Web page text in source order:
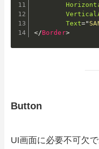
Text="
</Border>
Button
UI画面に必要不可欠